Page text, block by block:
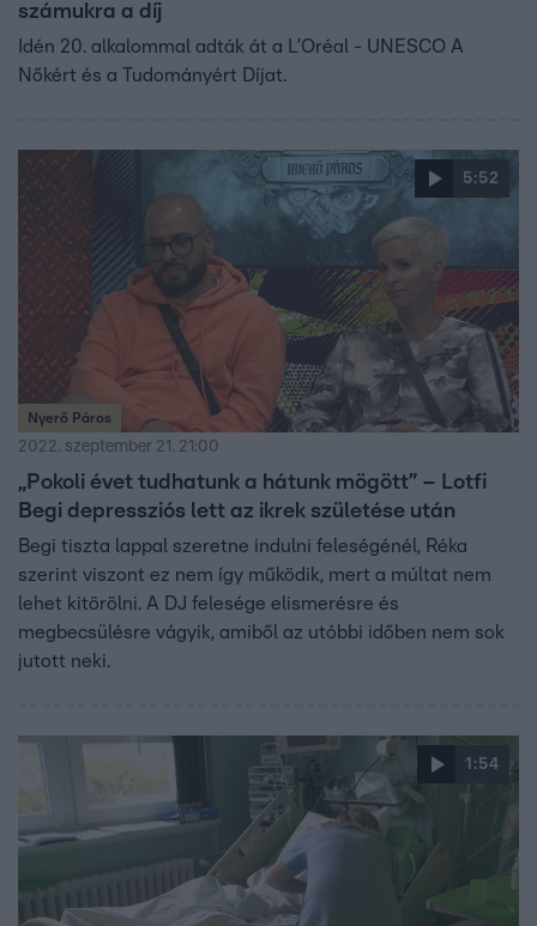
számukra a díj
Idén 20. alkalommal adták át a L’Oréal - UNESCO A
Nőkért és a Tudományért Díjat.
5:52
Nyerő Páros
2022. szeptember 21. 21:00
„Pokoli évet tudhatunk a hátunk mögött” – Lotfi
Begi depressziós lett az ikrek születése után
Begi tiszta lappal szeretne indulni feleségénél, Réka
szerint viszont ez nem így működik, mert a múltat nem
lehet kitörölni. A DJ felesége elismerésre és
megbecsülésre vágyik, amiből az utóbbi időben nem sok
jutott neki.
1:54